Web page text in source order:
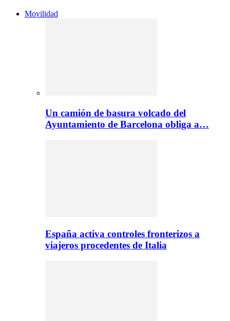
Movilidad
Un camión de basura volcado del
Ayuntamiento de Barcelona obliga a…
España activa controles fronterizos a
viajeros procedentes de Italia